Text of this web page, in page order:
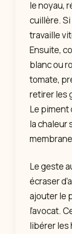
le noyau,
cuillère.
travaille
Ensuite,
blanc ou
tomate,
retirer les
Le piment
la chaleur
Le geste
écraser
ajouter le
l’avocat.
libérer les